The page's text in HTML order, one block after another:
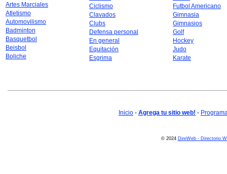
Artes Marciales
Atletismo
Automovilismo
Badminton
Basquetbol
Beisbol
Boliche
Ciclismo
Clavados
Clubs
Defensa personal
En general
Equitación
Esgrima
Futbol Americano
Gimnasia
Gimnasios
Golf
Hockey
Judo
Karate
Inicio - Agrega tu sitio web! -
© 2024 DireWeb - Directorio